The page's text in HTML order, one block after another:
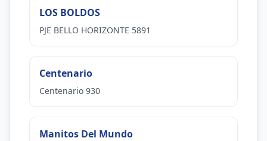
LOS BOLDOS
PJE BELLO HORIZONTE 5891
Centenario
Centenario 930
Manitos Del Mundo